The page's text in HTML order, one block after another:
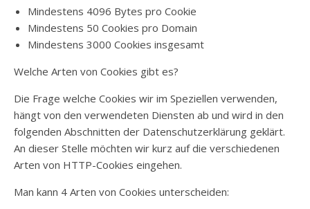
Mindestens 4096 Bytes pro Cookie
Mindestens 50 Cookies pro Domain
Mindestens 3000 Cookies insgesamt
Welche Arten von Cookies gibt es?
Die Frage welche Cookies wir im Speziellen verwenden,
hängt von den verwendeten Diensten ab und wird in den
folgenden Abschnitten der Datenschutzerklärung geklärt.
An dieser Stelle möchten wir kurz auf die verschiedenen
Arten von HTTP-Cookies eingehen.
Man kann 4 Arten von Cookies unterscheiden: